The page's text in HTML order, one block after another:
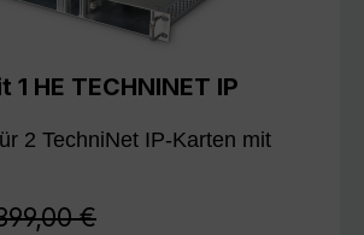
1 HE TECHNINET IP
2 TechniNet IP-Karten mit
Preis:
€